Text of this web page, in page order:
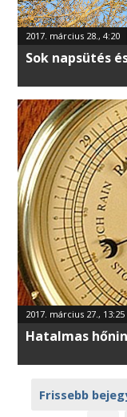
2017. március 28., 4:20
Sok napsütés
2017. március 27., 13:25
Hatalmas
Frissebb